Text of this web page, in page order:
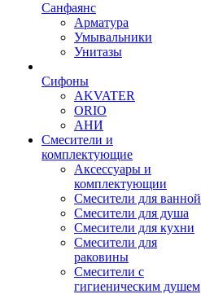
Санфаянс
Арматура
Умывальники
Унитазы
Сифоны
AKVATER
ORIO
АНИ
Смесители и
комплектующие
Аксессуары и
комплектующии
Смесители для ванной
Смесители для душа
Смесители для кухни
Смесители для
раковины
Смесители с
гигиеническим душем